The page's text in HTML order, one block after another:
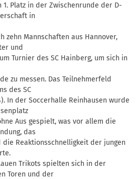
Platz in der Zwischenrunde der D-
in
zehn Mannschaften aus Hannover,
und
Turnier des SC Hainberg, um sich in
zu messen. Das Teilnehmerfeld
des SC
In der Soccerhalle Reinhausen wurde
Aus gespielt, was vor allem die
das
Reaktionsschnelligkeit der jungen
Trikots spielten sich in der
Toren und der